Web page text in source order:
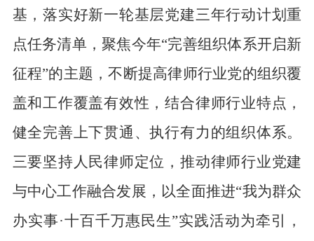
基，落实好新一轮基层党建三年行动计划重
点任务清单，聚焦今年“完善组织体系开启新
征程”的主题，不断提高律师行业党的组织覆
盖和工作覆盖有效性，结合律师行业特点，
健全完善上下贯通、执行有力的组织体系。
三要坚持人民律师定位，推动律师行业党建
与中心工作融合发展，以全面推进“我为群众
办实事·十百千万惠民生”实践活动为牵引，